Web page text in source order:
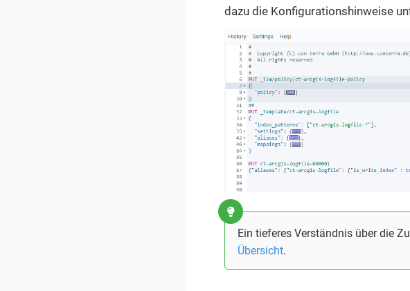
dazu die Konfigurationshinweise
Ein tieferes Verständnis über die
Übersicht.